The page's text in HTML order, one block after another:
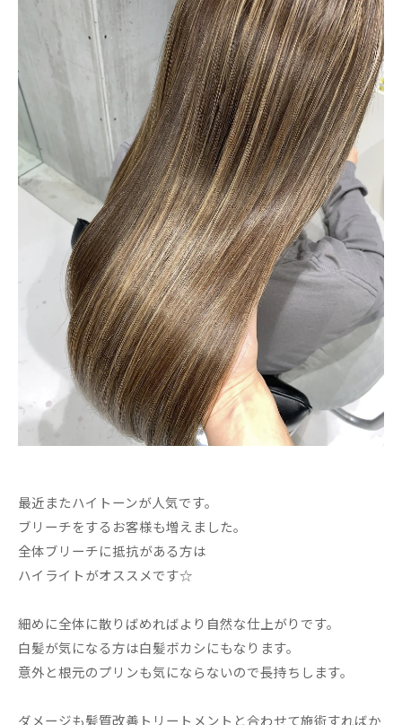
最近またハイトーンが人気です。
ブリーチをするお客様も増えました。
全体ブリーチに抵抗がある方は
ハイライトがオススメです☆
細めに全体に散りばめればより自然な仕上がりです。
白髪が気になる方は白髪ボカシにもなります。
意外と根元のプリンも気にならないので長持ちします。
ダメージも髪質改善トリートメントと合わせて施術すればか